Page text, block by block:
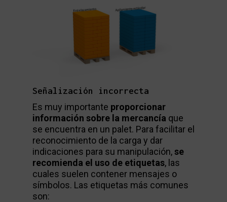
Señalización incorrecta
Es muy importante proporcionar
información sobre la mercancía que
se encuentra en un palet. Para facilitar el
reconocimiento de la carga y dar
indicaciones para su manipulación,se
recomienda el uso de etiquetas, las
cuales suelen contener mensajes o
símbolos. Las etiquetas más comunes
son: